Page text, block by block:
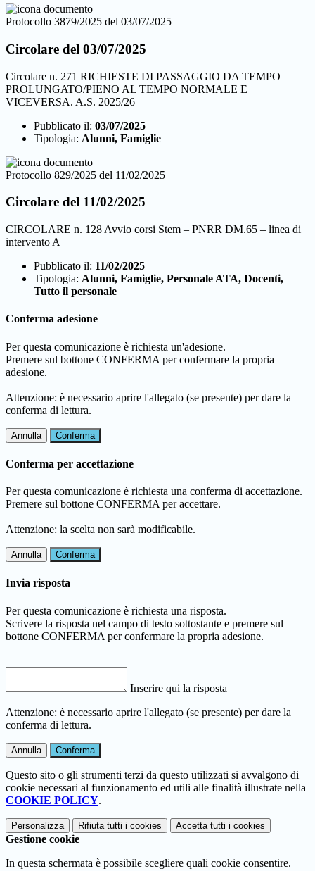
Protocollo 3879/2025 del 03/07/2025
Circolare del 03/07/2025
Circolare n. 271 RICHIESTE DI PASSAGGIO DA TEMPO
PROLUNGATO/PIENO AL TEMPO NORMALE E
VICEVERSA. A.S. 2025/26
Pubblicato il: 03/07/2025
Tipologia: Alunni, Famiglie
Protocollo 829/2025 del 11/02/2025
Circolare del 11/02/2025
CIRCOLARE n. 128 Avvio corsi Stem – PNRR DM.65 – linea di
intervento A
Pubblicato il: 11/02/2025
Tipologia: Alunni, Famiglie, Personale ATA, Docenti,
Tutto il personale
Conferma adesione
Per questa comunicazione è richiesta un'adesione.
Premere sul bottone CONFERMA per confermare la propria
adesione.
Attenzione: è necessario aprire l'allegato (se presente) per dare la
conferma di lettura.
Annulla Conferma
Conferma per accettazione
Per questa comunicazione è richiesta una conferma di accettazione.
Premere sul bottone CONFERMA per accettare.
Attenzione: la scelta non sarà modificabile.
Annulla Conferma
Invia risposta
Per questa comunicazione è richiesta una risposta.
Scrivere la risposta nel campo di testo sottostante e premere sul
bottone CONFERMA per confermare la propria adesione.
Inserire qui la risposta
Attenzione: è necessario aprire l'allegato (se presente) per dare la
conferma di lettura.
Annulla Conferma
Questo sito o gli strumenti terzi da questo utilizzati si avvalgono di
cookie necessari al funzionamento ed utili alle finalità illustrate nella
COOKIE POLICY.
Personalizza Rifiuta tutti i cookies Accetta tutti i cookies
Gestione cookie
In questa schermata è possibile scegliere quali cookie consentire.